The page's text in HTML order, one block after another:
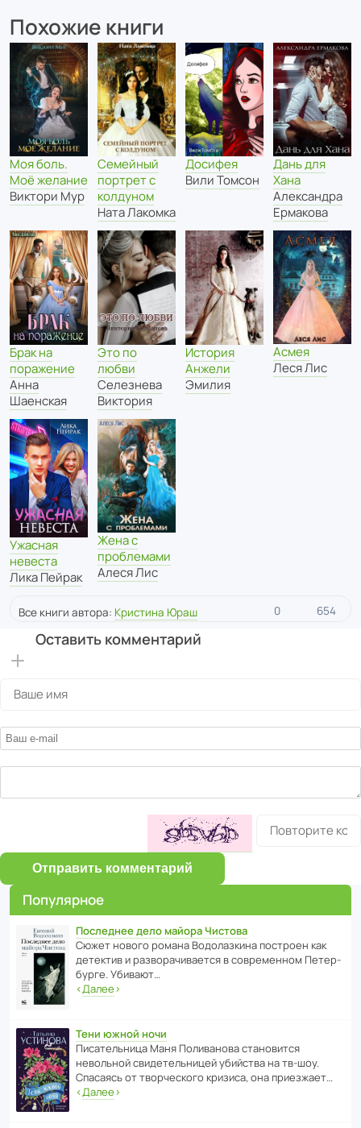
Похожие книги
Моя боль.
Моё желание
Виктори Мур
Семейный
портрет с
колдуном
Ната Лакомка
Досифея
Вили Томсон
Дань для
Хана
Александра
Ермакова
Брак на
поражение
Анна
Шаенская
Это по
любви
Селезнева
Виктория
История
Анжели
Эмилия
Асмея
Леся Лис
Ужасная
невеста
Лика Пейрак
Жена с
проблемами
Алеся Лис
Все книги автора: Кристина Юраш 0 654
Оставить комментарий
Отправить комментарий
Популярное
Последнее дело майора Чистова
Сюжет нового романа Водо­ла­з­кина пост­роен как
дете­ктив и разво­ра­чи­ва­ется в совре­менном Пете­р­
бурге. Убивают…
‹Далее›
Тени южной ночи
Писа­тель­ница Маня Поли­ва­нова стано­вится
невольной свиде­тель­ницей убийства на тв-шоу.
Спасаясь от твор­че­с­кого кризиса, она приезжает…
‹Далее›